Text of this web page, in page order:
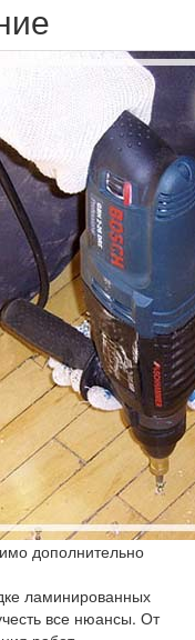
дополнительно
ламинированных
все нюансы. От